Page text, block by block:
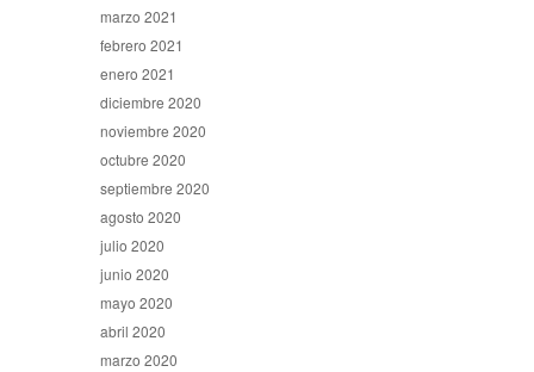
marzo 2021
febrero 2021
enero 2021
diciembre 2020
noviembre 2020
octubre 2020
septiembre 2020
agosto 2020
julio 2020
junio 2020
mayo 2020
abril 2020
marzo 2020